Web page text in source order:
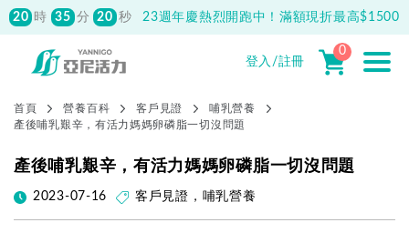
20 時 35 分 19 秒 23週年慶熱烈開跑中！滿額現折最高$1500
登入/註冊
0
首頁 營養百科 客戶見證
哺乳營養
產後哺乳艱辛，有活力媽媽卵磷脂一切沒問題
產後哺乳艱辛，有活力媽媽卵磷脂一切沒問題
2023-07-16 客戶見證 ， 哺乳營養